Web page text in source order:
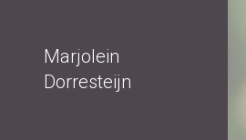
Marjolein
Dorresteijn